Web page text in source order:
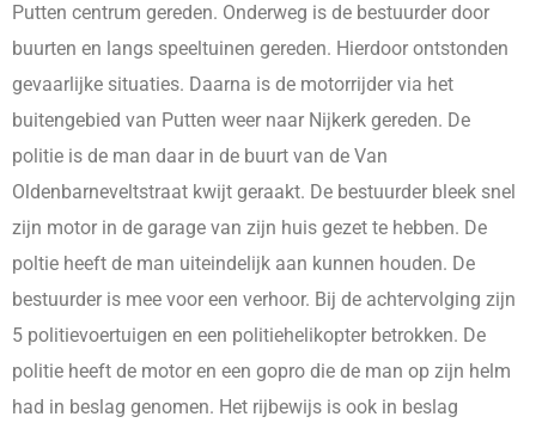
Putten centrum gereden. Onderweg is de bestuurder door
buurten en langs speeltuinen gereden. Hierdoor ontstonden
gevaarlijke situaties. Daarna is de motorrijder via het
buitengebied van Putten weer naar Nijkerk gereden. De
politie is de man daar in de buurt van de Van
Oldenbarneveltstraat kwijt geraakt. De bestuurder bleek snel
zijn motor in de garage van zijn huis gezet te hebben. De
poltie heeft de man uiteindelijk aan kunnen houden. De
bestuurder is mee voor een verhoor. Bij de achtervolging zijn
5 politievoertuigen en een politiehelikopter betrokken. De
politie heeft de motor en een gopro die de man op zijn helm
had in beslag genomen. Het rijbewijs is ook in beslag